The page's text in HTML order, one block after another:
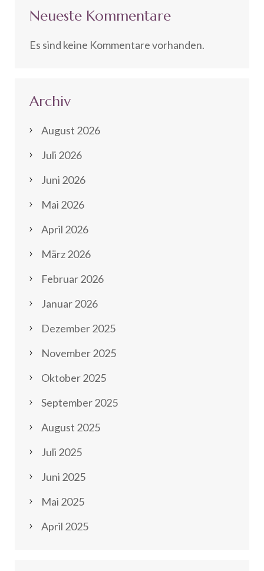
Neueste Kommentare
Es sind keine Kommentare vorhanden.
Archiv
August 2026
Juli 2026
Juni 2026
Mai 2026
April 2026
März 2026
Februar 2026
Januar 2026
Dezember 2025
November 2025
Oktober 2025
September 2025
August 2025
Juli 2025
Juni 2025
Mai 2025
April 2025